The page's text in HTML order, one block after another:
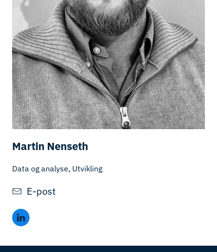
Martin Nenseth
Data og analyse, Utvikling
E-post